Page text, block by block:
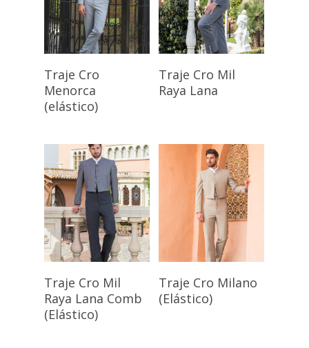
Seleccionar
Traje Cro
Menorca
(elástico)
Seleccionar
Opciones
Traje Cro Mil
Raya Lana
Seleccionar
Opciones
Traje Cro Mil
Raya Lana Comb
(Elástico)
Seleccionar
Opciones
Traje Cro Milano
(Elástico)